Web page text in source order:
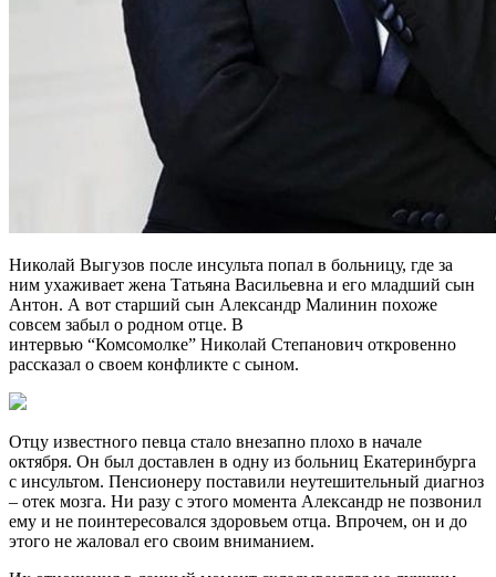
Николай Выгузов после инсульта попал в больницу, где за
ним ухаживает жена Татьяна Васильевна и его младший сын
Антон. А вот старший сын Александр Малинин похоже
совсем забыл о родном отце. В
интервью “Комсомолке” Николай Степанович откровенно
рассказал о своем конфликте с сыном.
Отцу известного певца стало внезапно плохо в начале
октября. Он был доставлен в одну из больниц Екатеринбурга
с инсультом. Пенсионеру поставили неутешительный диагноз
– отек мозга. Ни разу с этого момента Александр не позвонил
ему и не поинтересовался здоровьем отца. Впрочем, он и до
этого не жаловал его своим вниманием.